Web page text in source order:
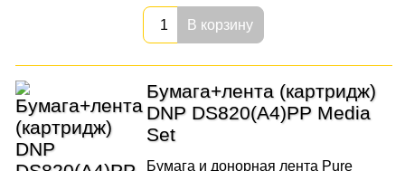
В корзину
Бумага+лента (картридж)
DNP DS820(A4)PP Media
Set
Бумага и донорная лента Pure